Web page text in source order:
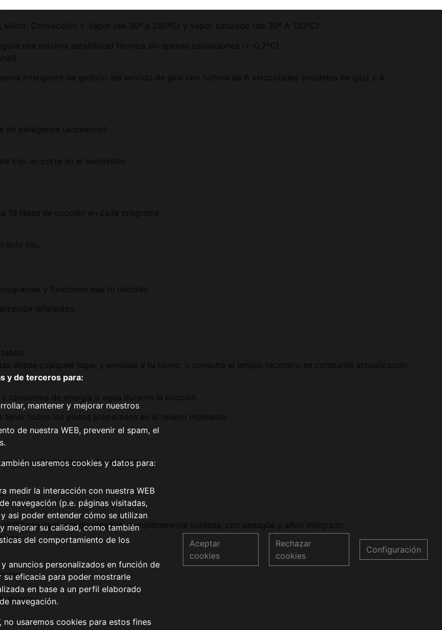
Convección + Vapor (de 30º a 280ºC) y Vapor saturado (de 30º A 130ºC).
una máxima estabilidad térmica sin apenas oscilaciones (+-0,2ºC).
inteligente de gestión del sentido de giro con turbina de 6 velocidades (modelos de gas) y 4
de patógenos (accesorio).
tras un corte en el suministro.
10 fases de cocción en cada programa.
solo clic.
y funciones que tu decidas.
diferentes.
desde cualquier lugar y envíalas a tu horno, o consulta el amplio recetario en constante actualización.
consumos de energía o agua durante la cocción.
todos los platos preparados en el mismo momento.
actualizaciones de software.
10 con cantos redondeados, completamente soldada, con desagüe y sifón integrado.
abierta.
y de terceros para:
mantener y mejorar nuestros
de nuestra WEB, prevenir el spam, el
usaremos cookies y datos para:
medir la interacción con nuestra WEB
navegación (p.e. páginas visitadas,
asi poder entender cómo se utilizan
mejorar su calidad, como también
del comportamiento de los
anuncios personalizados en función de
su eficacia para poder mostrarle
en base a un perfil elaborado
navegación.
no usaremos cookies para estos fines
Aceptar
cookies
Rechazar
cookies
Configuración